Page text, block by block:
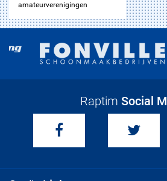
amateurverenigingen
Raptim Social